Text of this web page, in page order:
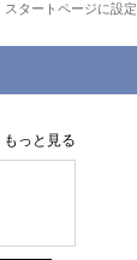
スタートページに設定
もっと見る